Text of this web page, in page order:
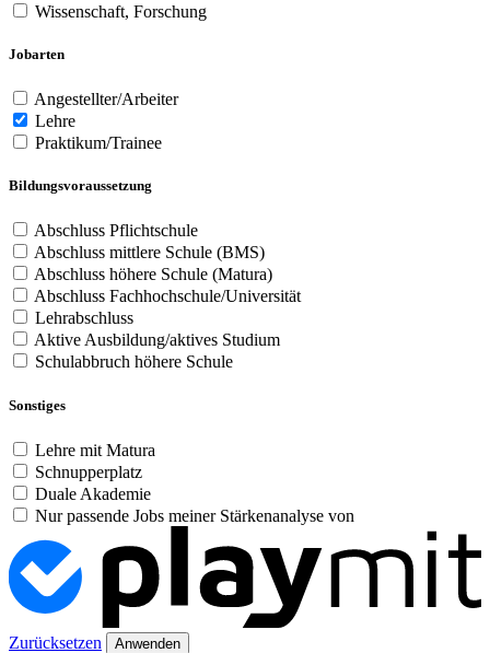
Wissenschaft, Forschung
Jobarten
Angestellter/Arbeiter
Lehre
Praktikum/Trainee
Bildungsvoraussetzung
Abschluss Pflichtschule
Abschluss mittlere Schule (BMS)
Abschluss höhere Schule (Matura)
Abschluss Fachhochschule/Universität
Lehrabschluss
Aktive Ausbildung/aktives Studium
Schulabbruch höhere Schule
Sonstiges
Lehre mit Matura
Schnupperplatz
Duale Akademie
Nur passende Jobs meiner Stärkenanalyse von
Zurücksetzen Anwenden